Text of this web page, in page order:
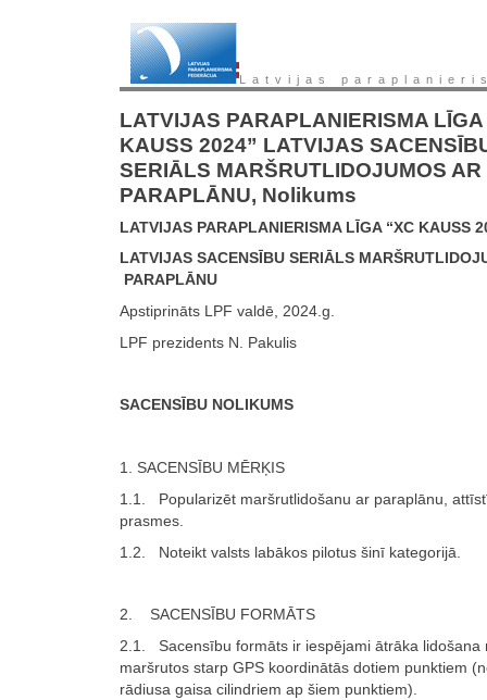
Latvijas
LATVIJAS PARAPLANIERISMA LĪGA
KAUSS 2024” LATVIJAS
SERIĀLS MARŠRUTLIDOJUMOS AR
PARAPLĀNU, Nolikums
LATVIJAS PARAPLANIERISMA LĪGA “XC KAUSS
LATVIJAS SACENSĪBU SERIĀLS
PARAPLĀNU
Apstiprināts LPF valdē, 2024.g.
LPF prezidents N. Pakulis
SACENSĪBU NOLIKUMS
1. SACENSĪBU MĒRĶIS
1.1. Popularizēt maršrutlidošanu ar paraplānu,
prasmes.
1.2. Noteikt valsts labākos pilotus šinī kategorijā.
2. SACENSĪBU FORMĀTS
2.1. Sacensību formāts ir iespējami ātrāka lidošana
maršrutos starp GPS koordinātās dotiem punktiem
rādiusa gaisa cilindriem ap šiem punktiem).